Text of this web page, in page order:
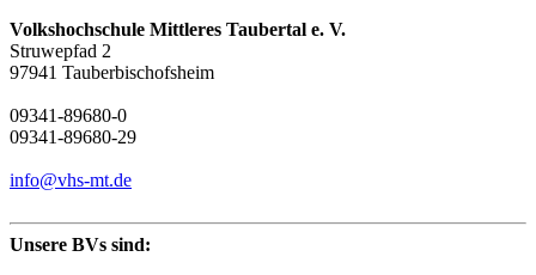
Volkshochschule Mittleres Taubertal e. V.
Struwepfad 2
97941 Tauberbischofsheim
09341-89680-0
09341-89680-29
info@vhs-mt.de
Unsere BVs sind: